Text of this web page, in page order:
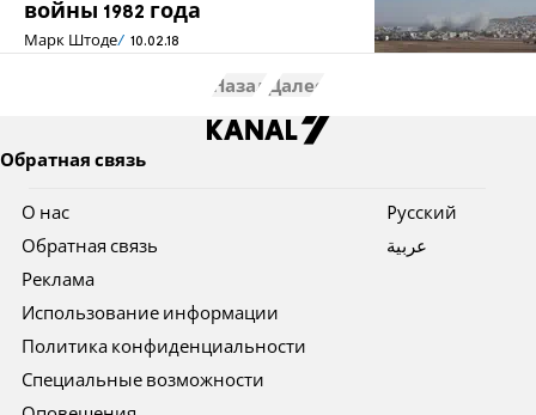
войны 1982 года
Марк Штоде 10.02.18
Назад Далее
Обратная связь
О нас
Обратная связь
Реклама
Использование информации
Политика конфиденциальности
Специальные возможности
Pусский
عربية